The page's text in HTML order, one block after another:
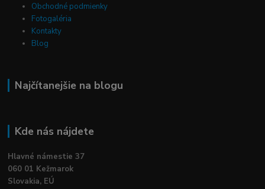
Obchodné podmienky
Fotogaléria
Kontakty
Blog
Najčítanejšie na blogu
Kde nás nájdete
Hlavné námestie 37
060 01 Kežmarok
Slovakia, EÚ